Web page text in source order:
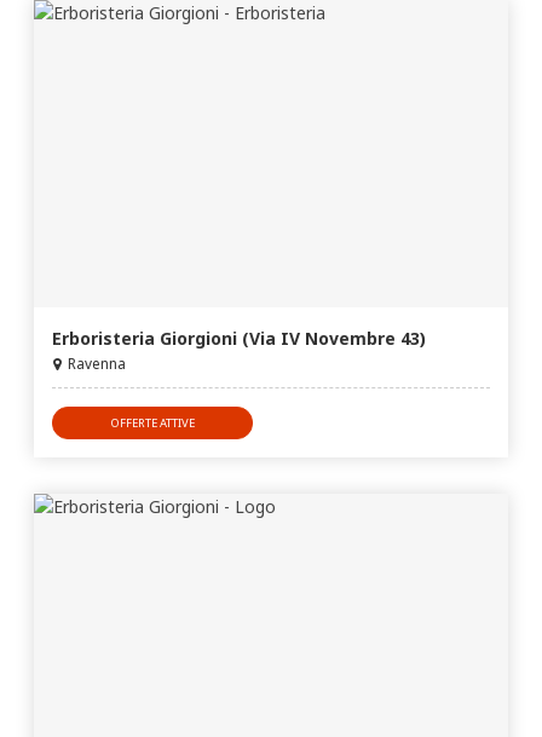
Erboristeria Giorgioni (Via IV Novembre 43)
Ravenna
OFFERTE ATTIVE